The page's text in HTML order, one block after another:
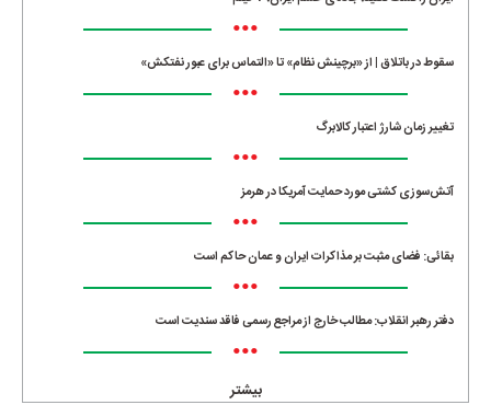
•••
سقوط در باتلاق | از «برچینش نظام» تا «التماس برای عبور نفتکش»
•••
تغییر زمان شارژ اعتبار کالابرگ
•••
آتش‌سوزی کشتی مورد حمایت آمریکا در هرمز
•••
بقائی: فضای مثبت بر مذاکرات ایران و عمان حاکم است
•••
دفتر رهبر انقلاب: مطالب خارج از مراجع رسمی فاقد سندیت است
•••
بیشتر